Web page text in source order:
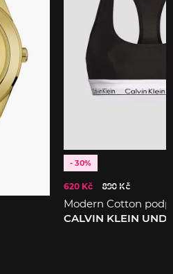
- 30%
620 Kč 890 Kč
Modern Cotton
CALVIN KLEIN